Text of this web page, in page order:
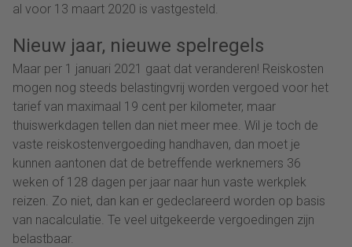
al voor 13 maart 2020 is vastgesteld.
Nieuw jaar, nieuwe spelregels
Maar per 1 januari 2021 gaat dat veranderen! Reiskosten
mogen nog steeds belastingvrij worden vergoed voor het
tarief van maximaal 19 cent per kilometer, maar
thuiswerkdagen tellen dan niet meer mee. Wil je toch de
vaste reiskostenvergoeding handhaven, dan moet je
kunnen aantonen dat de betreffende werknemers 36
weken of 128 dagen per jaar naar hun vaste werkplek
reizen. Zo niet, dan kan er gedeclareerd worden op basis
van nacalculatie. Te veel uitgekeerde vergoedingen zijn
belastbaar.